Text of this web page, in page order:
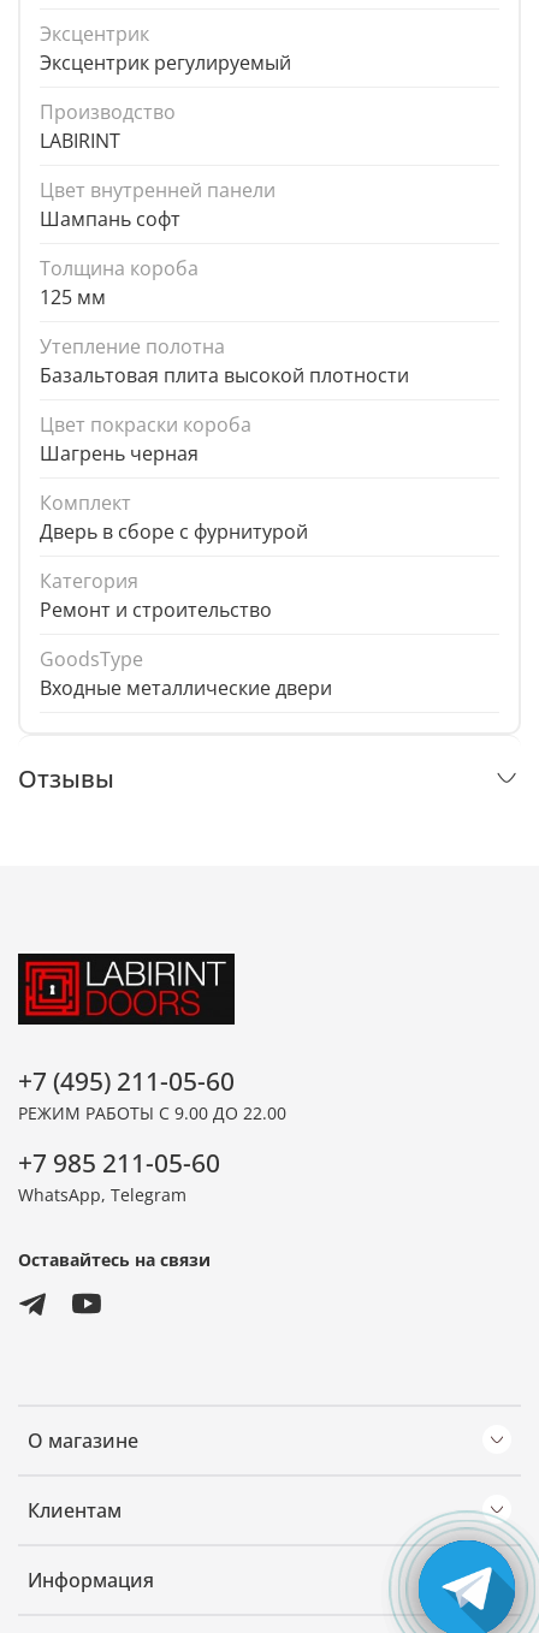
Эксцентрик
Эксцентрик регулируемый
Производство
LABIRINT
Цвет внутренней панели
Шампань софт
Толщина короба
125 мм
Утепление полотна
Базальтовая плита высокой плотности
Цвет покраски короба
Шагрень черная
Комплект
Дверь в сборе с фурнитурой
Категория
Ремонт и строительство
GoodsType
Входные металлические двери
Отзывы
О магазине
Клиентам
Информация
+7 (495) 211-05-60
РЕЖИМ РАБОТЫ С 9.00 ДО 22.00
+7 985 211-05-60
WhatsApp, Telegram
Оставайтесь на связи